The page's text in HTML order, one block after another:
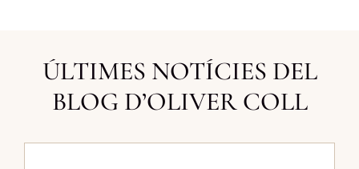
ÚLTIMES NOTÍCIES DEL
BLOG D’OLIVER COLL